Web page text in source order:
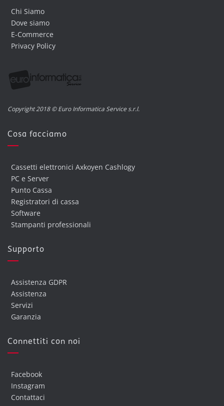
Chi Siamo
Dove siamo
E-Commerce
Privacy Policy
Copyright 2018 © Euro Informatica Service s.r.l.
Cosa facciamo
Cassetti elettronici Axkoyen Cashlogy
PC e Server
Punto Cassa
Registratori di cassa
Software
Stampanti professionali
Supporto
Assistenza GDPR
Assistenza
Servizi
Garanzia
Connettiti con noi
Facebook
Instagram
Contattaci